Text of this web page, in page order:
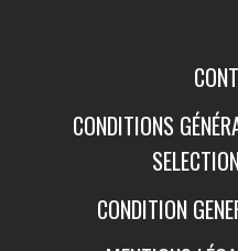
CONDITIONS
CONDITION